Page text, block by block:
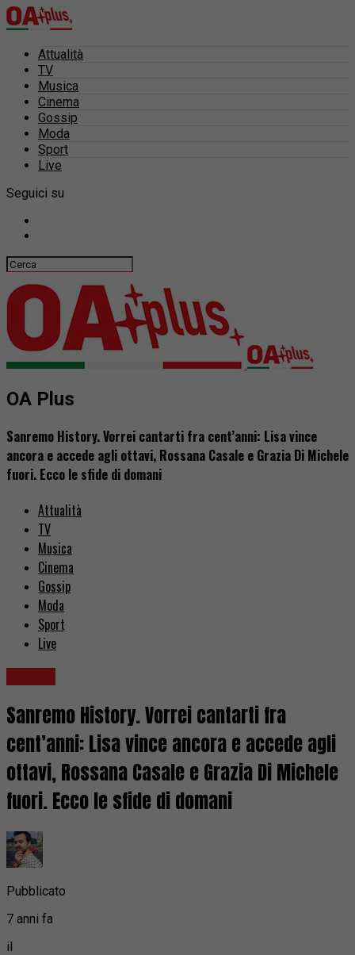
Attualità
TV
Musica
Cinema
Gossip
Moda
Sport
Live
Seguici su
OA Plus
Sanremo History. Vorrei cantarti fra cent’anni: Lisa vince
ancora e accede agli ottavi, Rossana Casale e Grazia Di Michele
fuori. Ecco le sfide di domani
Attualità
TV
Musica
Cinema
Gossip
Moda
Sport
Live
Sanremo History. Vorrei cantarti fra
cent’anni: Lisa vince ancora e accede agli
ottavi, Rossana Casale e Grazia Di Michele
fuori. Ecco le sfide di domani
Pubblicato
7 anni fa
il